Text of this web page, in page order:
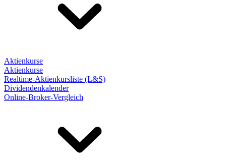
Aktienkurse
Aktienkurse
Realtime-Aktienkursliste (L&S)
Dividendenkalender
Online-Broker-Vergleich